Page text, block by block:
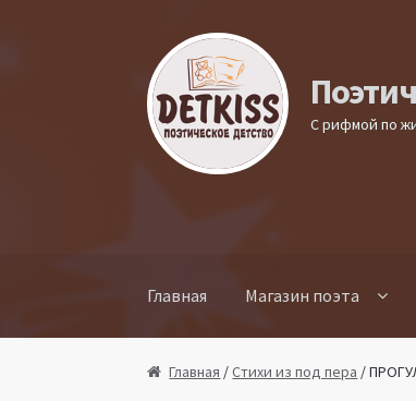
С рифмой по
Главная Магазин поэта
Главная /Стихи из под пера /